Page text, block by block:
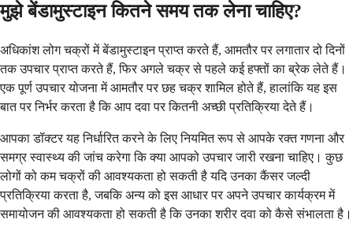
मुझे बेंडामुस्टाइन कितने समय तक लेना चाहिए?
अधिकांश लोग चक्रों में बेंडामुस्टाइन प्राप्त करते हैं, आमतौर पर लगातार दो दिनों
तक उपचार प्राप्त करते हैं, फिर अगले चक्र से पहले कई हफ्तों का ब्रेक लेते हैं।
एक पूर्ण उपचार योजना में आमतौर पर छह चक्र शामिल होते हैं, हालांकि यह इस
बात पर निर्भर करता है कि आप दवा पर कितनी अच्छी प्रतिक्रिया देते हैं।
आपका डॉक्टर यह निर्धारित करने के लिए नियमित रूप से आपके रक्त गणना और
समग्र स्वास्थ्य की जांच करेगा कि क्या आपको उपचार जारी रखना चाहिए। कुछ
लोगों को कम चक्रों की आवश्यकता हो सकती है यदि उनका कैंसर जल्दी
प्रतिक्रिया करता है, जबकि अन्य को इस आधार पर अपने उपचार कार्यक्रम में
समायोजन की आवश्यकता हो सकती है कि उनका शरीर दवा को कैसे संभालता है।